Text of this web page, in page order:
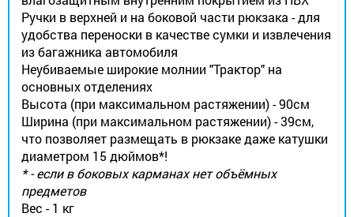
Ручки в верхней и на боковой части рюкзака - для
удобства переноски в качестве сумки и извлечения
из багажника автомобиля
Неубиваемые широкие молнии "Трактор" на
основных отделениях
Высота (при максимальном растяжении) - 90см
Ширина (при максимальном растяжении) - 39см,
что позволяет размещать в рюкзаке даже катушки
диаметром 15 дюймов*!
* - если в боковых карманах нет объёмных
предметов
Вес - 1 кг